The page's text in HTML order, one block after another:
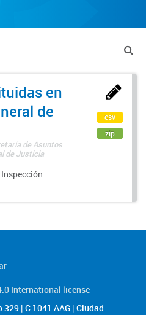
en
de
de Asuntos
de Justicia
csv
zip
International license
| C 1041 AAG | Ciudad